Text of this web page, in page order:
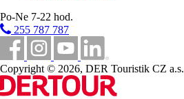
4*
Vzdálenosti
90 km
Vzdálenost od nejbližšího letiště
Po-Ne 7-22 hod.
255 787 787
Copyright © 2026, DER Touristik CZ a.s.